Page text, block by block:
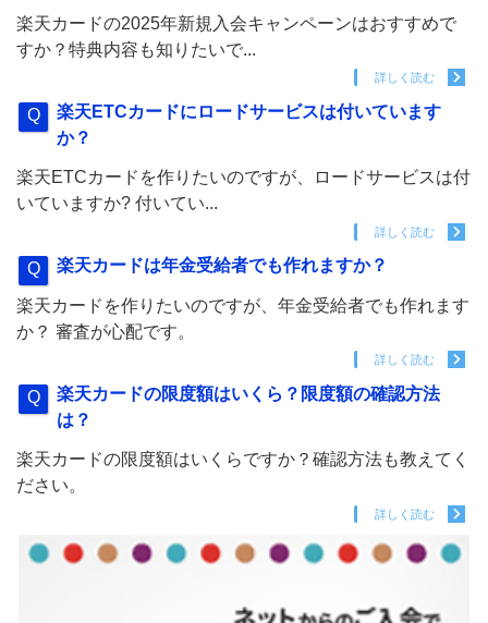
楽天カードの2025年新規入会キャンペーンはおすすめで
すか？特典内容も知りたいで...
詳しく読む
楽天ETCカードにロードサービスは付いています
か？
楽天ETCカードを作りたいのですが、ロードサービスは付
いていますか? 付いてい...
詳しく読む
楽天カードは年金受給者でも作れますか？
楽天カードを作りたいのですが、年金受給者でも作れます
か？ 審査が心配です。
詳しく読む
楽天カードの限度額はいくら？限度額の確認方法
は？
楽天カードの限度額はいくらですか？確認方法も教えてく
ださい。
詳しく読む